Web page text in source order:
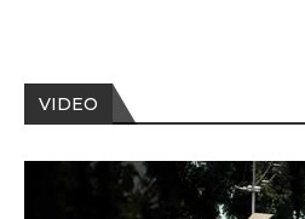
VIDEO